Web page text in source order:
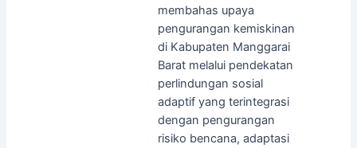
membahas upaya
pengurangan kemiskinan
di Kabupaten Manggarai
Barat melalui pendekatan
perlindungan sosial
adaptif yang terintegrasi
dengan pengurangan
risiko bencana, adaptasi